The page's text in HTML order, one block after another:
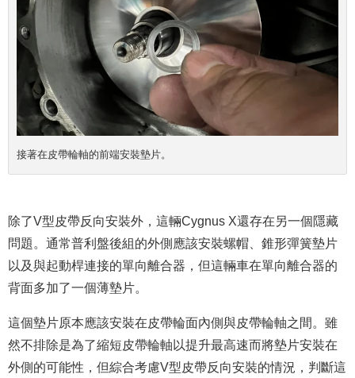
接著在皮帶輪軸的前端安裝墊片。
除了V型皮帶反向安裝外，這輛Cygnus X還存在另一個隱藏
問題。通常普利盤後組的外側應該安裝螺帽、錐形彈簧墊片
以及與起動桿連接的單向離合器，但這輛車在單向離合器的
背面多加了一個薄墊片。
這個墊片原本應該安裝在皮帶輪面內側與皮帶輪軸之間。雖
然不排除是為了縮短皮帶輪軸以提升最高速而將墊片安裝在
外側的可能性，但綜合考慮V型皮帶反向安裝的情況，判斷這